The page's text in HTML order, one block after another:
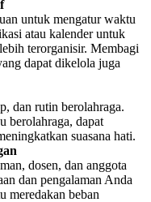
untuk mengatur waktu
atau kalender untuk
terorganisir. Membagi
dapat dikelola juga
dan rutin berolahraga.
berolahraga, dapat
suasana hati.
dosen, dan anggota
dan pengalaman Anda
meredakan beban